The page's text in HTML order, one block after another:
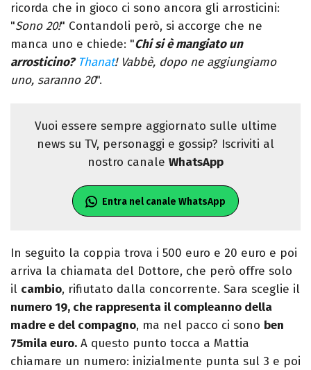
ricorda che in gioco ci sono ancora gli arrosticini:
"Sono 20!" Contandoli però, si accorge che ne
manca uno e chiede: "Chi si è mangiato un
arrosticino? Thanat! Vabbè, dopo ne aggiungiamo
uno, saranno 20".
Vuoi essere sempre aggiornato sulle ultime
news su TV, personaggi e gossip? Iscriviti al
nostro canale WhatsApp
Entra nel canale WhatsApp
In seguito la coppia trova i 500 euro e 20 euro e poi
arriva la chiamata del Dottore, che però offre solo
il cambio, rifiutato dalla concorrente. Sara sceglie il
numero 19, che rappresenta il compleanno della
madre e del compagno, ma nel pacco ci sono ben
75mila euro. A questo punto tocca a Mattia
chiamare un numero: inizialmente punta sul 3 e poi